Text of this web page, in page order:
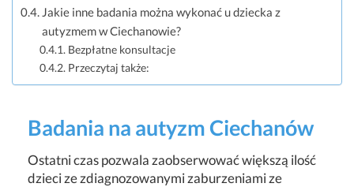
Badania na autyzm Ciechanów
Ostatni czas pozwala zaobserwować większą ilość
dzieci ze zdiagnozowanymi zaburzeniami ze
Jakie inne badania można wykonać u dziecka z
autyzmem w Ciechanowie?
Bezpłatne konsultacje
Przeczytaj także: